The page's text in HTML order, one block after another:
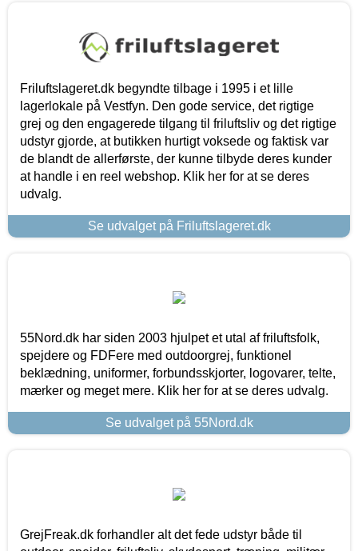
Friluftslageret.dk begyndte tilbage i 1995 i et lille
lagerlokale på Vestfyn. Den gode service, det rigtige
grej og den engagerede tilgang til friluftsliv og det rigtige
udstyr gjorde, at butikken hurtigt voksede og faktisk var
de blandt de allerførste, der kunne tilbyde deres kunder
at handle i en reel webshop. Klik her for at se deres
udvalg.
Se udvalget på Friluftslageret.dk
55Nord.dk har siden 2003 hjulpet et utal af friluftsfolk,
spejdere og FDFere med outdoorgrej, funktionel
beklædning, uniformer, forbundsskjorter, logovarer, telte,
mærker og meget mere. Klik her for at se deres udvalg.
Se udvalget på 55Nord.dk
GrejFreak.dk forhandler alt det fede udstyr både til